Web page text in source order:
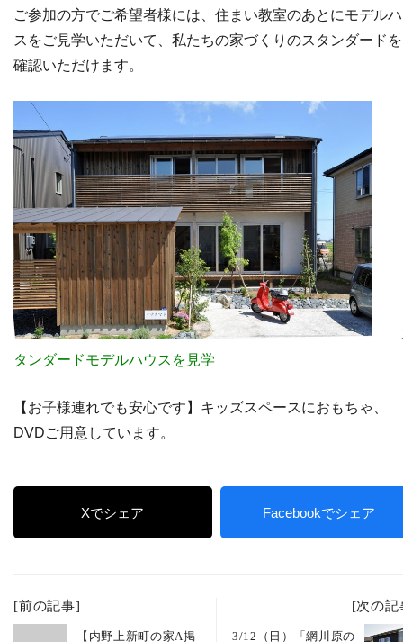
ご参加の方でご希望者様には、住まい教室のあとにモデル
スをご見学いただいて、私たちの家づくりのスタンダード
確認いただけます。
タンダードモデルハウスを見学
【お子様連れでも安心です】キッズスペースにおもちゃ、
DVDご用意しています。
Xでシェア Facebookでシェア
[前の記事]
【内野上新町の家A掲
[次の記
3/12（日）「網川原の